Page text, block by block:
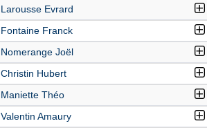
Larousse Evrard
Fontaine Franck
Nomerange Joël
Christin Hubert
Maniette Théo
Valentin Amaury